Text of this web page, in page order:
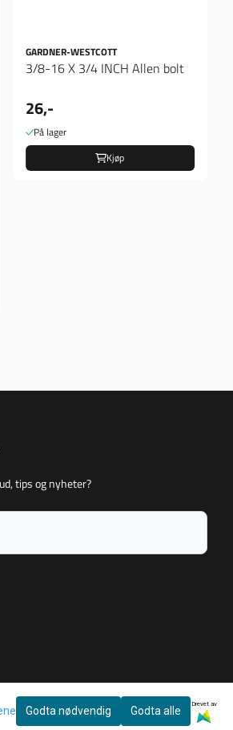
GARDNER-WESTCOTT
3/8-16 X 3/4 INCH Allen bolt
26,-
På lager
Kjøp
tips og nyheter?
Godta nødvendig Godta alle
Drevet av